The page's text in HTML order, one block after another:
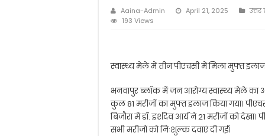
Aaina-Admin April 21, 2025 उत्तर
193 Views
स्वास्थ्य मेले में तीन पीएचसी में मिला मुफ्त
भनवापुर ब्लॉक में जन आरोग्य स्वास्थ्य मेले का
कुल 81 मरीजों का मुफ्त इलाज किया गया।
बिजौरा में डॉ. इर्शदेव आर्य ने 21 मरीजों को
सभी मरीजों को निःशुल्क दवाएं दी गईं।